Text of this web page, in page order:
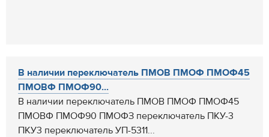
В наличии переключатель ПМОВ ПМОФ ПМОФ45
ПМОВФ ПМОФ90...
В наличии переключатель ПМОВ ПМОФ ПМОФ45
ПМОВФ ПМОФ90 ПМОФЗ переключатель ПКУ-3
ПКУ3 переключатель УП-5311...